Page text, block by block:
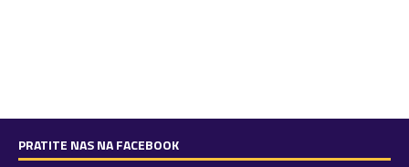
PRATITE NAS NA FACEBOOK